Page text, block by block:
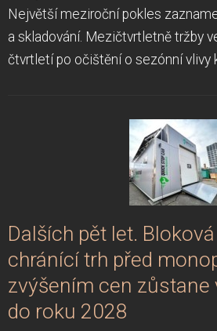
Největší meziroční pokles
a skladování. Mezičtvrtletně tržby
čtvrtletí po očištění o sezónní vlivy
Dalších pět let.
chránící trh před
zvýšením cen zůstane
do roku 2028